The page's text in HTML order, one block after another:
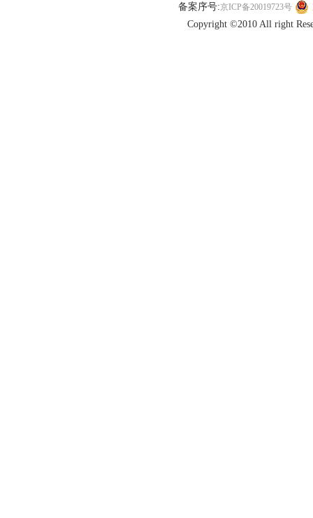
备案序号:京ICP备20019723号
Copyright ©2010 All right